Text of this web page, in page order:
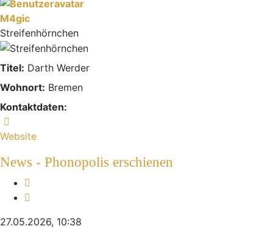
M4gic
Streifenhörnchen
Titel: Darth Werder
Wohnort: Bremen
Kontaktdaten:
Website
News - Phonopolis erschienen
27.05.2026, 10:38